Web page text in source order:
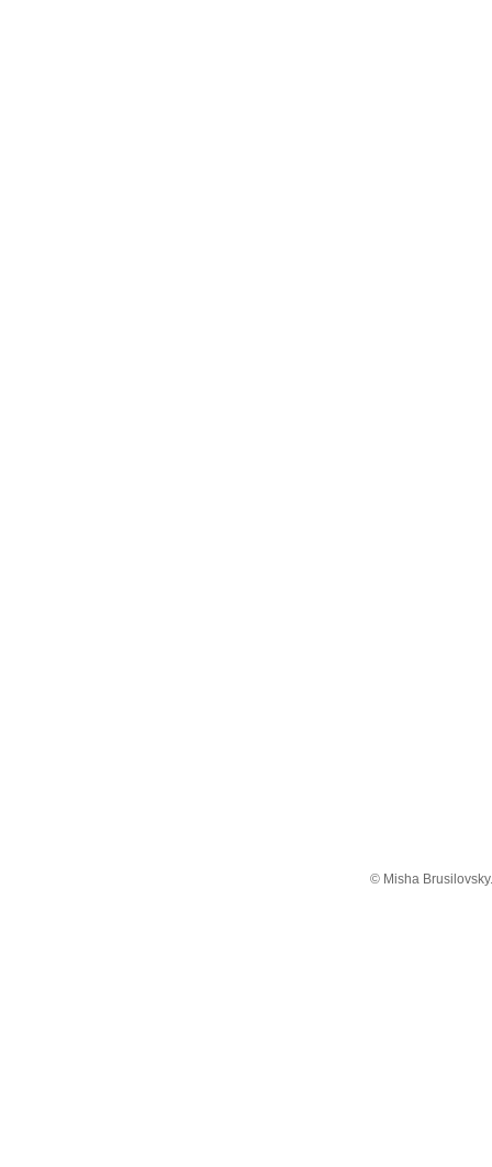
© Misha